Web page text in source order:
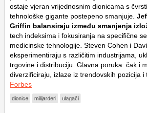
ostaje vjeran vrijednosnim dionicama s
tehnološke gigante postepeno smanjuje.
Griffin balansiraju između smanjenja
tech indeksima i fokusiranja na specifične
medicinske tehnologije. Steven Cohen i
eksperimentiraju s različitim industrijama,
trgovine i distribuciju. Glavna poruka: čak i
diverzificiraju, izlaze iz trendovskih pozicija i
Forbes
dionice milijarderi ulagači